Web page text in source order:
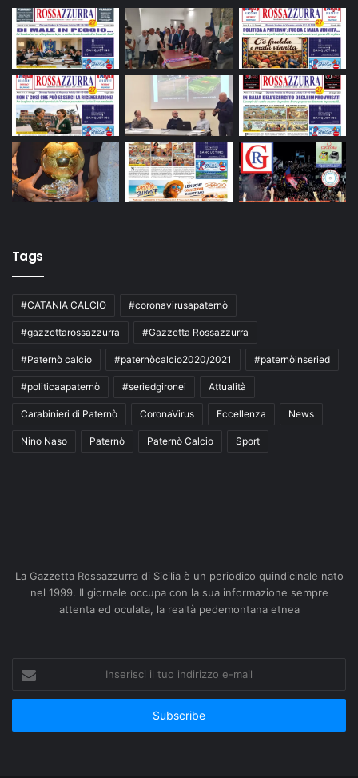
Tags
#CATANIA CALCIO #coronavirusapaternò
#gazzettarossazzurra #Gazzetta Rossazzurra
#Paternò calcio #paternòcalcio2020/2021 #paternòinseried
#politicaapaternò #seriedgironei Attualità
Carabinieri di Paternò CoronaVirus Eccellenza News
Nino Naso Paternò Paternò Calcio Sport
La Gazzetta Rossazzurra di Sicilia è un periodico quindicinale nato
nel 1999. Il giornale occupa con la sua informazione sempre
attenta ed oculata, la realtà pedemontana etnea
tuo
e-